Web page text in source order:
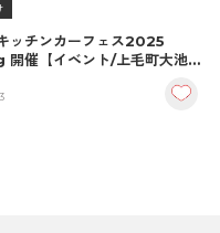
ッチンカーフェス2025
催【イベント/上毛町大池公